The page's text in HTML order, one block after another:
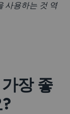
사용하는 것 역
장 좋